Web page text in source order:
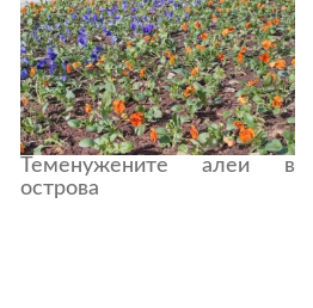
Теменужените алеи в
острова